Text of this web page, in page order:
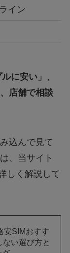
イン
に安い」、
店舗で相談
込んで見て
、当サイト
しく解説して
安SIMおすす
い選び方と